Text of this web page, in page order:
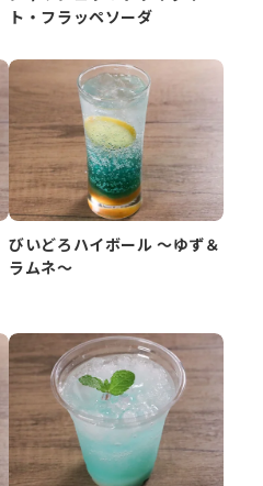
ト・フラッペソーダ
びいどろハイボール ～ゆず＆
ラムネ～